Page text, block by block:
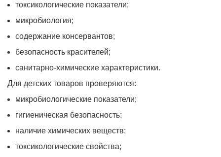
токсикологические показатели;
микробиология;
содержание консервантов;
безопасность красителей;
санитарно-химические характеристики.
Для детских товаров проверяются:
микробиологические показатели;
гигиеническая безопасность;
наличие химических веществ;
токсикологические свойства;